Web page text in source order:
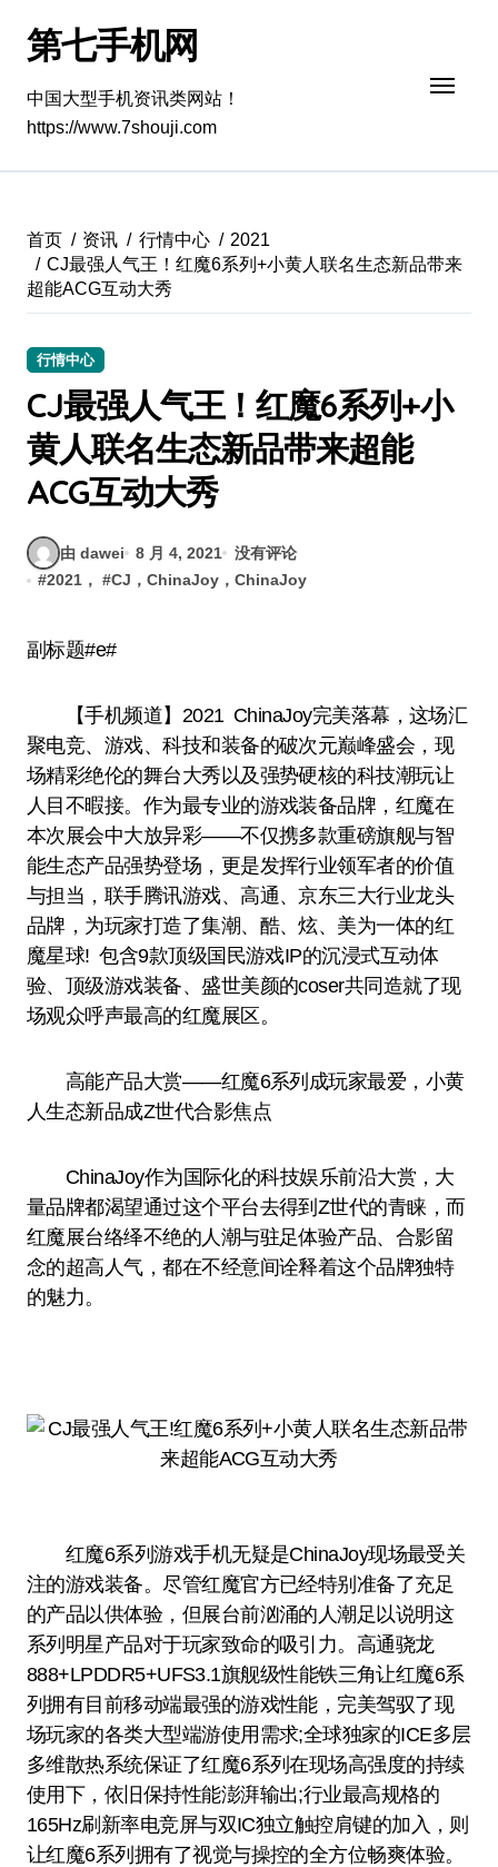
第七手机网
中国大型手机资讯类网站！
https://www.7shouji.com
首页 资讯 行情中心
2021
CJ最强人气王！红魔6系列+小黄人联名生态新品带来
超能ACG互动大秀
行情中心
CJ最强人气王！红魔6系列+小
黄人联名生态新品带来超能
ACG互动大秀
由 dawei 8 月 4, 2021
没有评论
#2021， #CJ，ChinaJoy，ChinaJoy
副标题#e#
【手机频道】2021 ChinaJoy完美落幕，这场汇
聚电竞、游戏、科技和装备的破次元巅峰盛会，现
场精彩绝伦的舞台大秀以及强势硬核的科技潮玩让
人目不暇接。作为最专业的游戏装备品牌，红魔在
本次展会中大放异彩——不仅携多款重磅旗舰与智
能生态产品强势登场，更是发挥行业领军者的价值
与担当，联手腾讯游戏、高通、京东三大行业龙头
品牌，为玩家打造了集潮、酷、炫、美为一体的红
魔星球! 包含9款顶级国民游戏IP的沉浸式互动体
验、顶级游戏装备、盛世美颜的coser共同造就了现
场观众呼声最高的红魔展区。
高能产品大赏——红魔6系列成玩家最爱，小黄
人生态新品成Z世代合影焦点
ChinaJoy作为国际化的科技娱乐前沿大赏，大
量品牌都渴望通过这个平台去得到Z世代的青睐，而
红魔展台络绎不绝的人潮与驻足体验产品、合影留
念的超高人气，都在不经意间诠释着这个品牌独特
的魅力。
红魔6系列游戏手机无疑是ChinaJoy现场最受关
注的游戏装备。尽管红魔官方已经特别准备了充足
的产品以供体验，但展台前汹涌的人潮足以说明这
系列明星产品对于玩家致命的吸引力。高通骁龙
888+LPDDR5+UFS3.1旗舰级性能铁三角让红魔6系
列拥有目前移动端最强的游戏性能，完美驾驭了现
场玩家的各类大型端游使用需求;全球独家的ICE多层
多维散热系统保证了红魔6系列在现场高强度的持续
使用下，依旧保持性能澎湃输出;行业最高规格的
165Hz刷新率电竞屏与双IC独立触控肩键的加入，则
让红魔6系列拥有了视觉与操控的全方位畅爽体验。